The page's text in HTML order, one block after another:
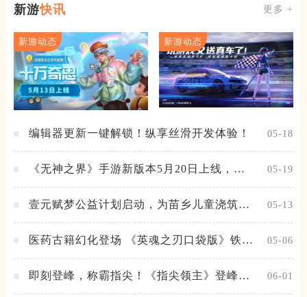
新游快讯 更多 +
新游动态 新游动态
编辑器更新一键解锁！纵享丝滑开发体验！ 05-18
《无神之界》手游新版本5月20日上线，女
05-19
壹元赋梦公益计划启动，为苗乡儿童浇筑梦
05-13
医药古籍幻化登场 《英魂之刃口袋版》铁扇
05-06
即刻登峰，称霸指尖！《指尖领主》登峰测
06-01